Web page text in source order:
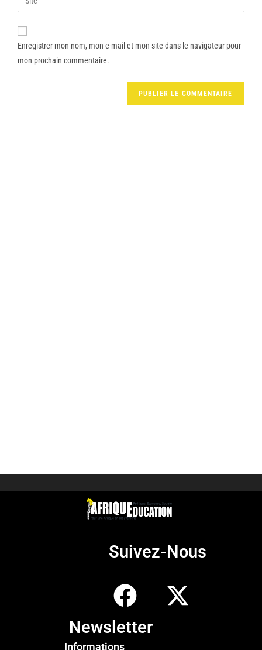
Enregistrer mon nom, mon e-mail et mon site dans le navigateur pour
mon prochain commentaire.
Suivez-Nous
Newsletter
Informations